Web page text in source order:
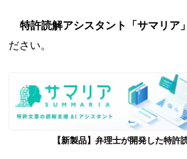
特許読解アシスタント「サマリア」
ださい。
【新製品】弁理士が開発した特許